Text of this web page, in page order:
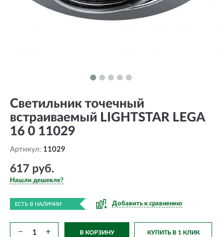
Светильник точечный
встраиваемый LIGHTSTAR LEGA
16 0 11029
Артикул: 11029
617 руб.
Нашли дешевле?
ЕСТЬ В НАЛИЧИИ Добавить к сравнению
− + В КОРЗИНУ КУПИТЬ В 1 КЛИК